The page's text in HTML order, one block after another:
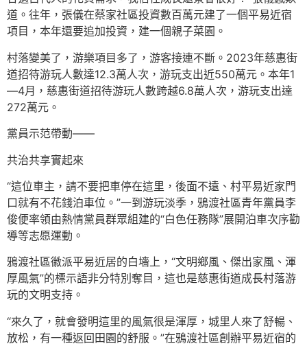
道。往年，張儀在蔡家社區投資數百萬元建了一個平易近宿
項目，本年還要追加投資，建一個親子菜園。
村落變美了，游樂項目多了，游客接連不斷。2023年慈惠街
道招待游玩人數達12.3萬人次，游玩支出近550萬元。本年1
—4月，慈惠街道招待游玩人數跨越6.8萬人次，游玩支出達
272萬元。
黨員示范帶動——
共治共享實起來
“這位車主，請不要把車停在這里，後面不遠、村平易近家門
口就有不花錢泊車位。”一到游玩淡季，鴉渡社區青年黨員李
俊便率領由熱情黨員群眾組建的“白色任務隊”展開泊車次序勸
導等志愿運動。
鴉渡社區徽派平易近居的白墻上，“文明鄉風、傑出家風、渾
厚風氣”的標示語非分特別奪目，這也是慈惠街道成長村落游
玩的文明支持。
“來久了，就會發明這里的風氣很是渾厚，城里人來了舒暢、
放松，有一種返回田園的舒服。”在鴉渡社區創辦平易近宿的